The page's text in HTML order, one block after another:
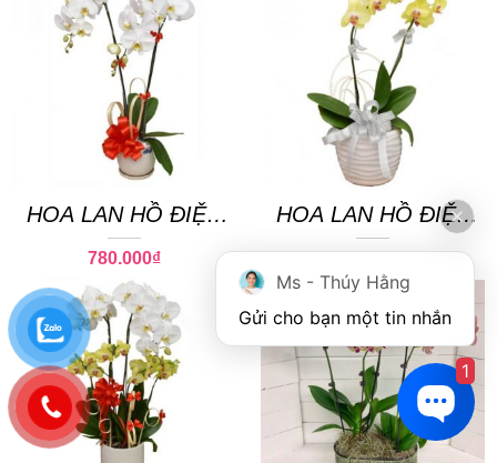
HOA LAN HỒ ĐIỆP
06
780.000₫
HOA LAN HỒ ĐIỆP
08
780.000₫
Ms - Thúy Hằng
Gửi cho bạn một tin nhắn
1